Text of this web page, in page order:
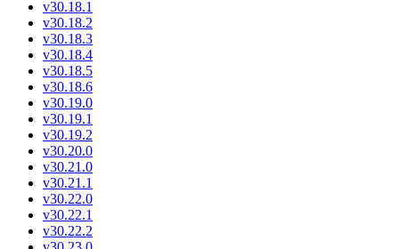
v30.18.1
v30.18.2
v30.18.3
v30.18.4
v30.18.5
v30.18.6
v30.19.0
v30.19.1
v30.19.2
v30.20.0
v30.21.0
v30.21.1
v30.22.0
v30.22.1
v30.22.2